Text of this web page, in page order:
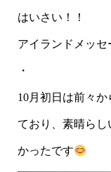
はいさい！！
アイランドメッセ
・
10月初日は前々
ており、素晴らし
かったです